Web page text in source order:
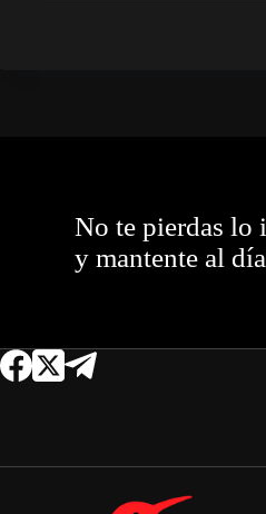
No te pierdas lo
y mantente al